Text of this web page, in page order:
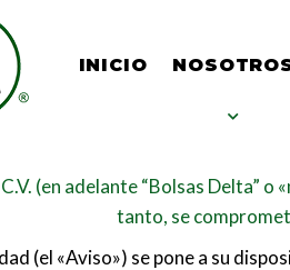
INICIO
(en adelante “Bolsas Delta”
tanto, se
(el «Aviso») se pone a su